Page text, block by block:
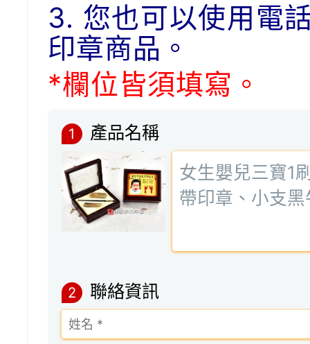
3. 您也可以使用電
印章商品。
*欄位皆須填寫。
1 產品名稱
2 聯絡資訊